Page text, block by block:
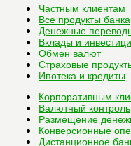
Частным клиентам
Все продукты банка
Денежные
Вклады и
Обмен валют
Страховые
Ипотека и кредиты
Корпоративным
Валютный контроль
Размещение
Конверсионные
Дистанционное